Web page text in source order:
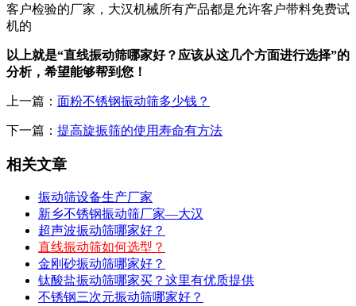
客户检验的厂家，大汉机械所有产品都是允许客户带料免费试
机的
以上就是“直线振动筛哪家好？应该从这几个方面进行选择”的
分析，希望能够帮到您！
上一篇： 面粉不锈钢振动筛多少钱？
下一篇： 提高旋振筛的使用寿命有方法
相关文章
振动筛设备生产厂家
新乡不锈钢振动筛厂家—大汉
超声波振动筛哪家好？
直线振动筛如何选型？
金刚砂振动筛哪家好？
钛酸盐振动筛哪家买？这里有优质提供
不锈钢三次元振动筛哪家好？